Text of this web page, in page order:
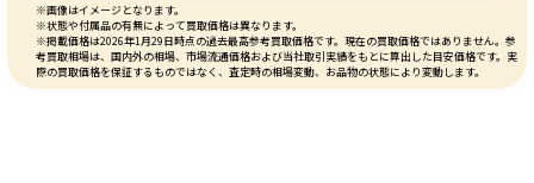
※画像はイメージとなります。
※状態や付属品の有無によって買取価格は異なります。
※掲載価格は2026年1月29日時点の過去最高参考買取価格です。現在の買取価格ではありません。参
考買取相場は、国内外の相場、市場流通価格および当社取引実績をもとに算出した目安価格です。実
際の買取価格を保証するものではなく、査定時の相場変動、お品物の状態により変動します。